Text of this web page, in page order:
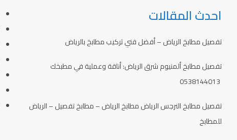
احدث المقالات
تفصيل مطابخ الرياض – أفضل فني تركيب مطابخ بالرياض
تفصيل مطابخ ألمنيوم شرق الرياض: أناقة وعملية في مطبخك
تفصيل مطابخ النرجس الرياض مطابخ الرياض – مطابخ تفصيل – الرياض
للمطابخ